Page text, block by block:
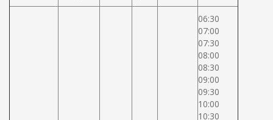
06:30
07:00
07:30
08:00
08:30
09:00
09:30
10:00
10:30